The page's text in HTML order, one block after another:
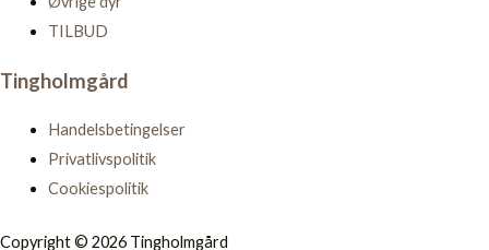
TILBUD
Tingholmgård
Handelsbetingelser
Privatlivspolitik
Cookiespolitik
Copyright © 2026 Tingholmgård